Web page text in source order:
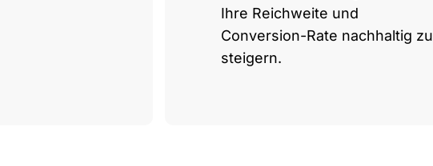
Ihre Reichweite und
Conversion-Rate nachhaltig zu
steigern.